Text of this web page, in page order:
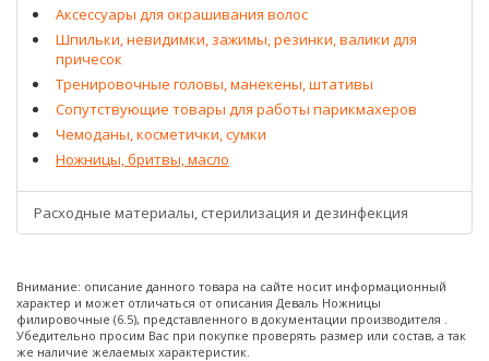
Аксессуары для окрашивания волос
Шпильки, невидимки, зажимы, резинки, валики для
причесок
Тренировочные головы, манекены, штативы
Сопутствующие товары для работы парикмахеров
Чемоданы, косметички, сумки
Ножницы, бритвы, масло
Расходные материалы, стерилизация и дезинфекция
Внимание: описание данного товара на сайте носит информационный
характер и может отличаться от описания Деваль Ножницы
филировочные (6.5), представленного в документации производителя .
Убедительно просим Вас при покупке проверять размер или состав, а так
же наличие желаемых характеристик.